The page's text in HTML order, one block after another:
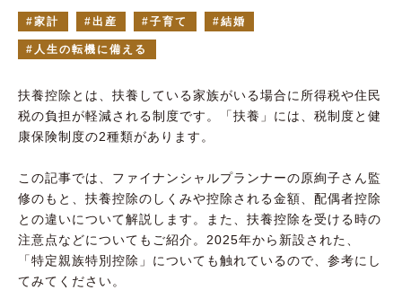
家計 出産 子育て 結婚
人生の転機に備える
扶養控除とは、扶養している家族がいる場合に所得税や住民
税の負担が軽減される制度です。「扶養」には、税制度と健
康保険制度の2種類があります。
この記事では、ファイナンシャルプランナーの原絢子さん監
修のもと、扶養控除のしくみや控除される金額、配偶者控除
との違いについて解説します。また、扶養控除を受ける時の
注意点などについてもご紹介。2025年から新設された、
「特定親族特別控除」についても触れているので、参考にし
てみてください。